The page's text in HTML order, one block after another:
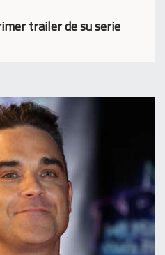
trailer de su serie